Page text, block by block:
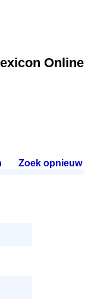
Online
Zoek opnieuw.